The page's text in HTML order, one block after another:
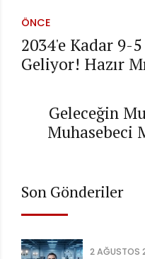
ÖNCE
2034'e Kadar 9-
Geliyor! Hazır
Geleceğin
Muhasebeci
Son Gönderiler
2 AĞUSTOS